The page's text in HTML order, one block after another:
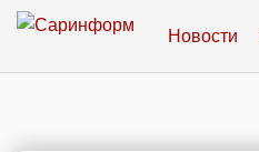
Новости